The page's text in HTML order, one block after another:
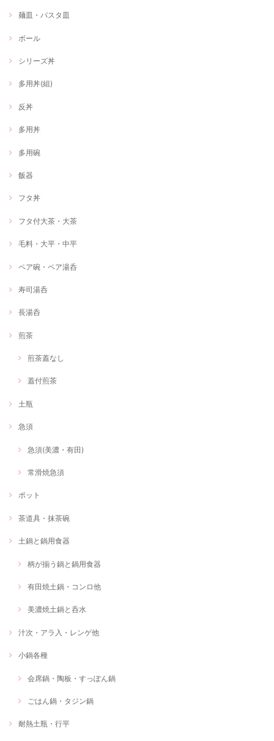
麺皿・パスタ皿
ボール
シリーズ丼
多用丼(組)
反丼
多用丼
多用碗
飯器
フタ丼
フタ付大茶・大茶
毛料・大平・中平
ペア碗・ペア湯呑
寿司湯呑
長湯呑
煎茶
煎茶蓋なし
蓋付煎茶
土瓶
急須
急須(美濃・有田)
常滑焼急須
ポット
茶道具・抹茶碗
土鍋と鍋用食器
柄が揃う鍋と鍋用食器
有田焼土鍋・コンロ他
美濃焼土鍋と呑水
汁次・アラ入・レンゲ他
小鍋各種
会席鍋・陶板・すっぽん鍋
ごはん鍋・タジン鍋
耐熱土瓶・行平